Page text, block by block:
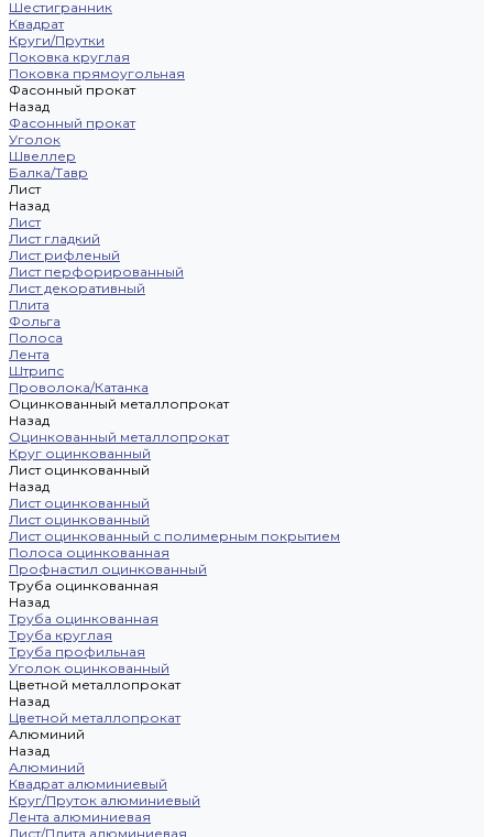
Шестигранник
Квадрат
Круги/Прутки
Поковка круглая
Поковка прямоугольная
Фасонный прокат
Назад
Фасонный прокат
Уголок
Швеллер
Балка/Тавр
Лист
Назад
Лист
Лист гладкий
Лист рифленый
Лист перфорированный
Лист декоративный
Плита
Фольга
Полоса
Лента
Штрипс
Проволока/Катанка
Оцинкованный металлопрокат
Назад
Оцинкованный металлопрокат
Круг оцинкованный
Лист оцинкованный
Назад
Лист оцинкованный
Лист оцинкованный
Лист оцинкованный с полимерным покрытием
Полоса оцинкованная
Профнастил оцинкованный
Труба оцинкованная
Назад
Труба оцинкованная
Труба круглая
Труба профильная
Уголок оцинкованный
Цветной металлопрокат
Назад
Цветной металлопрокат
Алюминий
Назад
Алюминий
Квадрат алюминиевый
Круг/Пруток алюминиевый
Лента алюминиевая
Лист/Плита алюминиевая